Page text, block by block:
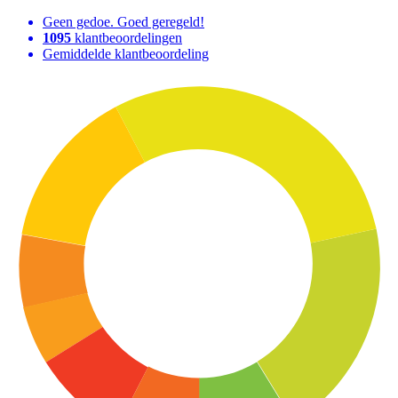
Geen gedoe. Goed geregeld!
1095 klantbeoordelingen
Gemiddelde klantbeoordeling